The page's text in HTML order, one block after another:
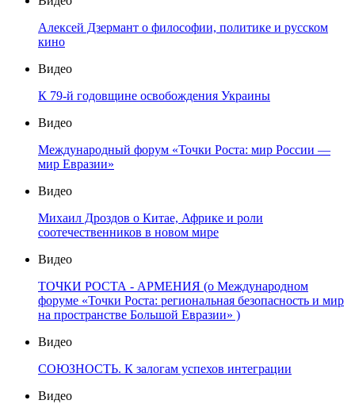
Алексей Дзермант о философии, политике и русском
кино
Видео
К 79-й годовщине освобождения Украины
Видео
Международный форум «Точки Роста: мир России —
мир Евразии»
Видео
Михаил Дроздов о Китае, Африке и роли
соотечественников в новом мире
Видео
ТОЧКИ РОСТА - АРМЕНИЯ (о Международном
форуме «Точки Роста: региональная безопасность и мир
на пространстве Большой Евразии» )
Видео
СОЮЗНОСТЬ. К залогам успехов интеграции
Видео